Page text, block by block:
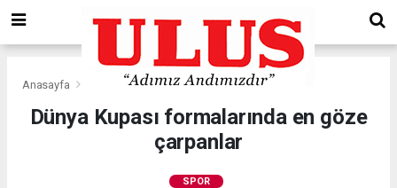
Anasayfa
Dünya Kupası formalarında en göze
çarpanlar
SPOR